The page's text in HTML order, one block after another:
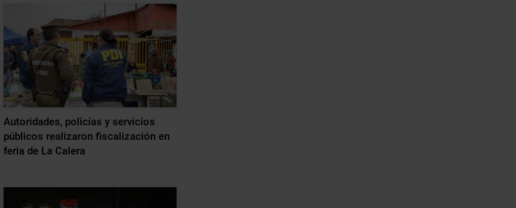
Autoridades, policías y servicios
públicos realizaron fiscalización en
feria de La Calera